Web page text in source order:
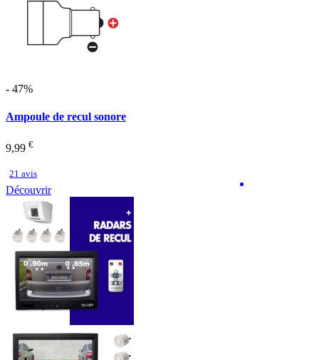
- 47%
Ampoule de recul sonore
9,99 €
21 avis
Découvrir